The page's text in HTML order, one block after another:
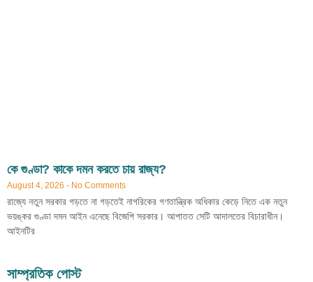
কে গুণ্ডা? কাকে দমন করতে চায় রাজ্য?
August 4, 2026 No Comments
রাজ্যে নতুন সরকার গড়তে না গড়তেই নাগরিকের গণতান্ত্রিক অধিকার কেড়ে নিতে এক নতুন
ভয়ঙ্কর গুণ্ডা দমন আইন এনেছে বিজেপি সরকার। আপাতত সেটি আদালতের বিচারাধীন।
আইনটির
সাম্প্রতিক পোস্ট